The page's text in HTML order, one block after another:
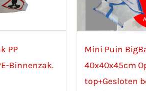
PP
Binnenzak.
Mini Puin
40x40x45cm
top+Gesloten